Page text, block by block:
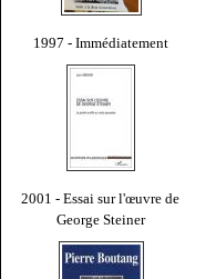
1997 - Immédiatement
2001 - Essai sur l'œuvre de
George Steiner